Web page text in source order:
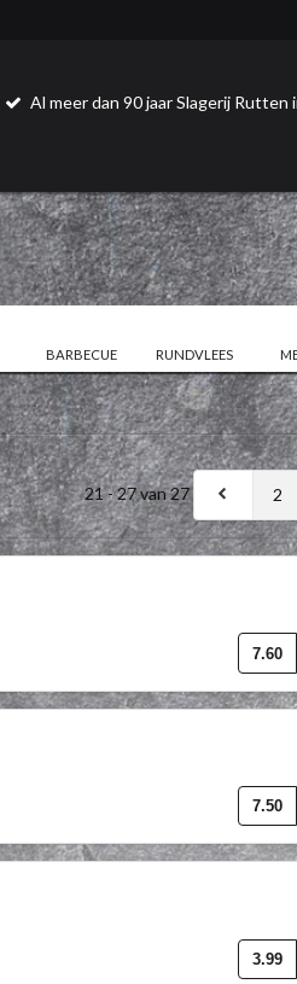
Al meer dan 90 jaar Slagerij Rutten
BARBECUE RUNDVLEES
21 - 27 van 27 2
7.60
7.50
3.99